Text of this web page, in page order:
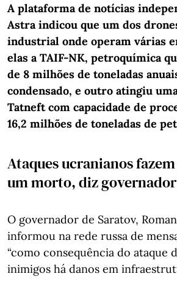
A plataforma de notícias
Astra indicou que um dos
industrial onde operam várias
elas a TAIF-NK, petroquímica
de 8 milhões de toneladas
condensado, e outro atingiu
Tatneft com capacidade de
16,2 milhões de toneladas de
Ataques ucranianos
um morto, diz
O governador de Saratov,
informou na rede russa de
“como consequência do ataque
inimigos há danos em